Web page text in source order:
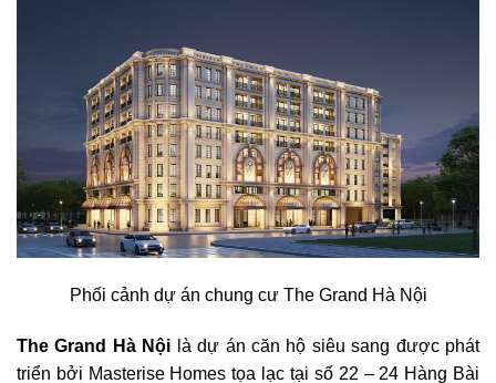
Phối cảnh dự án chung cư The Grand Hà Nội
The Grand Hà Nội là dự án căn hộ siêu sang được phát
triển bởi Masterise Homes tọa lạc tại số 22 – 24 Hàng Bài